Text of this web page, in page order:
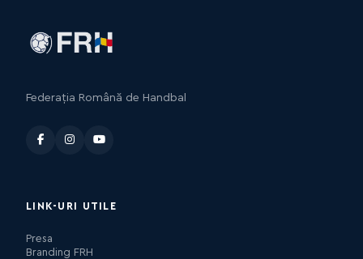
Federația Română de Handbal
LINK-URI UTILE
Presa
Branding FRH